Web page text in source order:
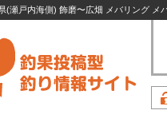
(瀬戸内海側) 飾磨〜広畑 メバリング メ